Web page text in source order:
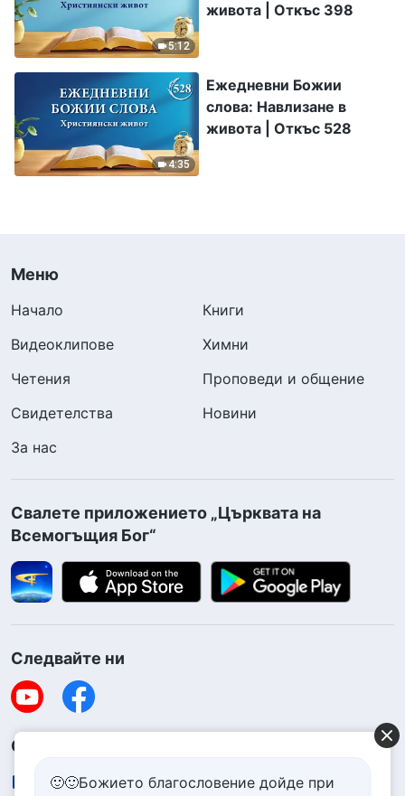
5:12
живота | Откъс 398
4:35
Ежедневни Божии
слова: Навлизане в
живота | Откъс 528
Меню
Начало
Книги
Видеоклипове
Химни
Четения
Проповеди и общение
Свидетелства
Новини
За нас
Свалете приложението „Църквата на
Всемогъщия Бог“
Следвайте ни
Свържете се с нас
contact.bg@godfootsteps.org
🙂🙂Божието благословение дойде при